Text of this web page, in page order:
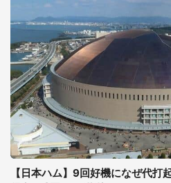
【日本ハム】9回好機になぜ代打